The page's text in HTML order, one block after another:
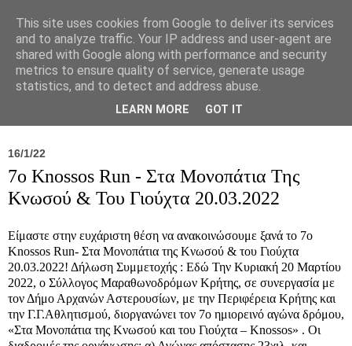
Σύλλογος Ιπποκράτειος
16/1/22
7ο Knossos Run - Στα Μονοπάτια Της
Κνωσού & Του Γιούχτα 20.03.2022
Είμαστε στην ευχάριστη θέση να ανακοινώσουμε ξανά το 7ο
Knossos Run- Στα Μονοπάτια της Κνωσού & του Γιούχτα
20.03.2022! Δήλωση Συμμετοχής : Εδώ Την Κυριακή 20 Μαρτίου
2022, ο Σύλλογος Μαραθωνοδρόμων Κρήτης, σε συνεργασία με
τον Δήμο Αρχανών Αστερουσίων, με την Περιφέρεια Κρήτης και
την Γ.Γ.Αθλητισμού, διοργανώνει τον 7ο ημιορεινό αγώνα δρόμου,
«Στα Μονοπάτια της Κνωσού και του Γιούχτα – Knossos» . Οι
This site uses cookies from Google to deliver its services
and to analyze traffic. Your IP address and user-agent are
shared with Google along with performance and security
metrics to ensure quality of service, generate usage
statistics, and to detect and address abuse.
LEARN MORE GOT IT